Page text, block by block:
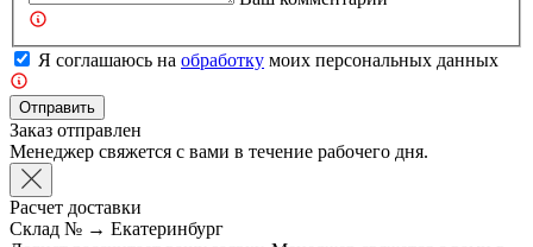
Я соглашаюсь на обработку моих персональных данных
Отправить
Заказ отправлен
Менеджер свяжется с вами в течение рабочего дня.
Расчет доставки
Склад № → Екатеринбург